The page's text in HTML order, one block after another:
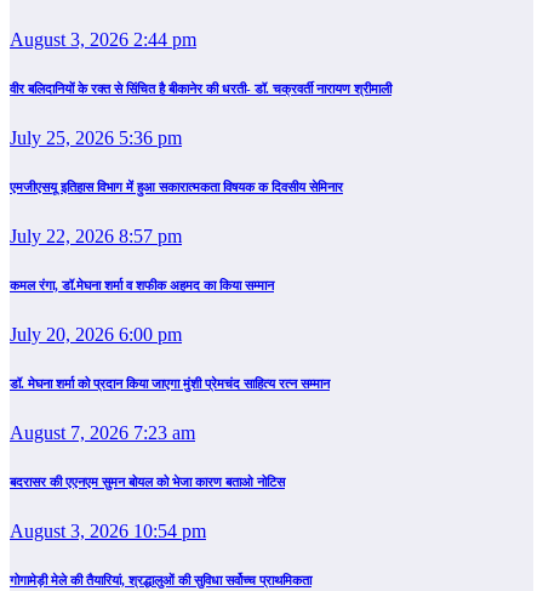
August 3, 2026 2:44 pm
वीर बलिदानियों के रक्त से सिंचित है बीकानेर की धरती- डॉ. चक्रवर्ती नारायण श्रीमाली
July 25, 2026 5:36 pm
एमजीएसयू इतिहास विभाग में हुआ सकारात्मकता विषयक क दिवसीय सेमिनार
July 22, 2026 8:57 pm
कमल रंगा, डॉ.मेघना शर्मा व शफीक अहमद का किया सम्‍मान
July 20, 2026 6:00 pm
डॉ. मेघना शर्मा को प्रदान किया जाएगा मुंशी प्रेमचंद साहित्य रत्न सम्‍मान
August 7, 2026 7:23 am
बदरासर की एएनएम सुमन बोयल को भेजा कारण बताओ नोटिस
August 3, 2026 10:54 pm
गोगामेड़ी मेले की तैयारियां, श्रद्धालुओं की सुविधा सर्वोच्च प्राथमिकता